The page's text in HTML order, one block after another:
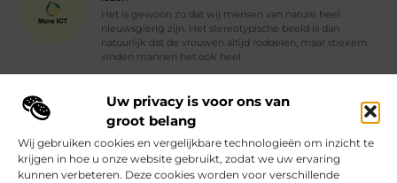
Uw privacy is voor ons van
groot belang
Wij gebruiken cookies en vergelijkbare technologieën om inzicht te
krijgen in hoe u onze website gebruikt, zodat we uw ervaring
kunnen verbeteren. Deze cookies worden voor verschillende
Het is gewoon zo dat wij mensen van nature heel
nieuwsgierig zijn. Het stereotypische beeld is dan
natuurlijk dat de vrouwen altijd roddelen, maar stiekem
vinden mannen het ook heel
Vind Ons Hier :